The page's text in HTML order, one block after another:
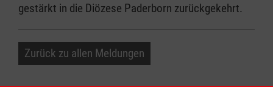
gestärkt in die Diözese Paderborn zurückgekehrt.
Zurück zu allen Meldungen